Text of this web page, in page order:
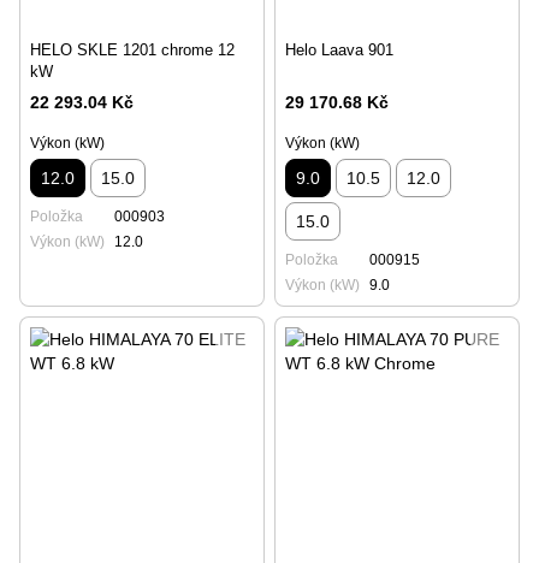
HELO SKLE 1201 chrome 12
kW
22 293.04 Kč
Výkon (kW)
12.0 15.0
Položka
000903
Výkon (kW)
12.0
Helo Laava 901
29 170.68 Kč
Výkon (kW)
9.0 10.5 12.0
15.0
Položka
000915
Výkon (kW)
9.0